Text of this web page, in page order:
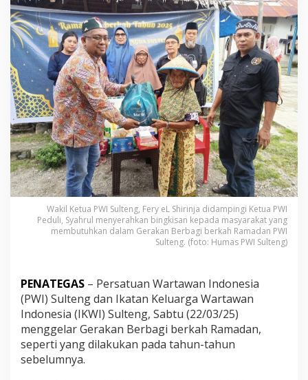
I
S
u
t
e
n
g
B
e
r
b
a
g
i
d
i
S
a
o
m
b
a
Wakil Ketua PWI Sulteng, Fery eL Shirinja didampingi Ketua PWI
Peduli, Syahrul menyerahkan bingkisan kepada masyarakat yang
membutuhkan dalam Gerakan Berbagi berkah Ramadan PWI
Sulteng. (foto: Humas PWI Sulteng)
PENATEGAS – Persatuan Wartawan Indonesia
(PWI) Sulteng dan Ikatan Keluarga Wartawan
Indonesia (IKWI) Sulteng, Sabtu (22/03/25)
menggelar Gerakan Berbagi berkah Ramadan,
seperti yang dilakukan pada tahun-tahun
sebelumnya.